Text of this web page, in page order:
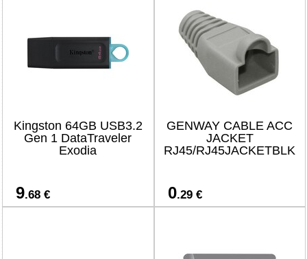
Kingston 64GB USB3.2
Gen 1 DataTraveler
Exodia
9.68 €
GENWAY CABLE ACC
JACKET
RJ45/RJ45JACKETBLK
0.29 €